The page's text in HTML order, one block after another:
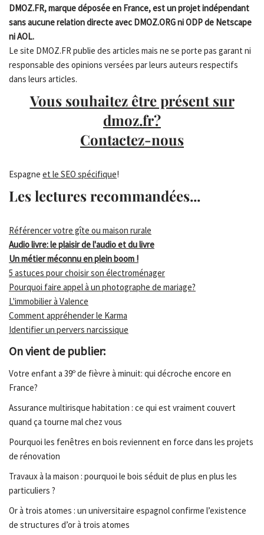
DMOZ.FR, marque déposée en France, est un projet indépendant
sans aucune relation directe avec DMOZ.ORG ni ODP de Netscape
ni AOL.
Le site DMOZ.FR publie des articles mais ne se porte pas garant ni
responsable des opinions versées par leurs auteurs respectifs
dans leurs articles.
Vous souhaitez être présent sur
dmoz.fr?
Contactez-nous
Espagne et le SEO spécifique!
Les lectures recommandées...
Référencer votre gîte ou maison rurale
Audio livre: le plaisir de l'audio et du livre
Un métier méconnu en plein boom !
5 astuces pour choisir son électroménager
Pourquoi faire appel à un photographe de mariage?
L'immobilier à Valence
Comment appréhender le Karma
Identifier un pervers narcissique
On vient de publier:
Votre enfant a 39º de fièvre à minuit: qui décroche encore en
France?
Assurance multirisque habitation : ce qui est vraiment couvert
quand ça tourne mal chez vous
Pourquoi les fenêtres en bois reviennent en force dans les projets
de rénovation
Travaux à la maison : pourquoi le bois séduit de plus en plus les
particuliers ?
Or à trois atomes : un universitaire espagnol confirme l’existence
de structures d’or à trois atomes